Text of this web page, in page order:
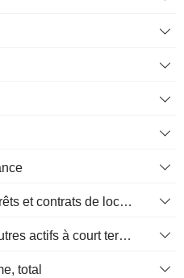
Division des finances Prêts et contrats de location Courant
Division des finances Autres actifs à court terme, total
total